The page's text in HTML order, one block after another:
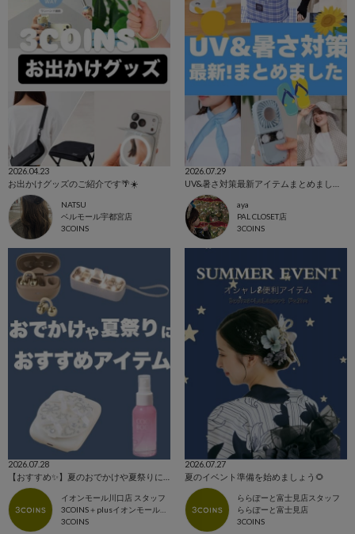
2026.04.23
お出かけグッズのご紹介です🌴☀️
NATSU
ベルモール宇都宮店
3COINS
2026.07.29
aya
PAL CLOSET店
3COINS
2026.07.28
イオンモール川口店 スタッフ
3COINS＋plusイオンモール川口店
3COINS
2026.07.27
夏のイベント準備を始めましょう🌻
ららぽーと富士見店スタッフ
ららぽーと富士見店
3COINS